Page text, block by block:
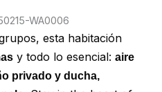
esta habitación
y todo lo esencial: aire
privado y ducha,